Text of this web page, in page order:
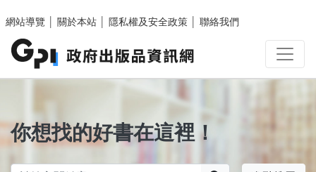
網站導覽
關於本站 隱私權及安全政策 聯絡我們
你想找的好書在這裡！